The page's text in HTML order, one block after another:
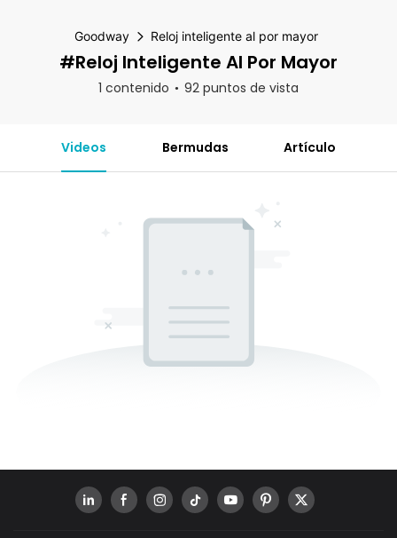
Goodway Reloj inteligente al por mayor
#Reloj Inteligente Al Por Mayor
1 contenido 92 puntos de vista
Videos Bermudas Artículo